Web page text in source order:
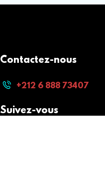
Contactez-nous
+212 6 888 73407
Suivez-vous